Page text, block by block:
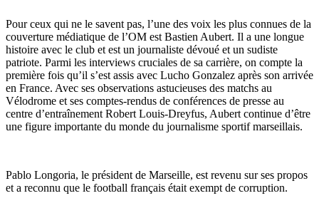
Pour ceux qui ne le savent pas, l’une des voix les plus connues de la
couverture médiatique de l’OM est Bastien Aubert. Il a une longue
histoire avec le club et est un journaliste dévoué et un sudiste
patriote. Parmi les interviews cruciales de sa carrière, on compte la
première fois qu’il s’est assis avec Lucho Gonzalez après son arrivée
en France. Avec ses observations astucieuses des matchs au
Vélodrome et ses comptes-rendus de conférences de presse au
centre d’entraînement Robert Louis-Dreyfus, Aubert continue d’être
une figure importante du monde du journalisme sportif marseillais.
Pablo Longoria, le président de Marseille, est revenu sur ses propos
et a reconnu que le football français était exempt de corruption.